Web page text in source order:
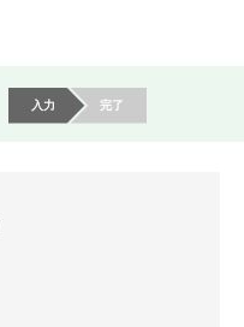
入力 完了